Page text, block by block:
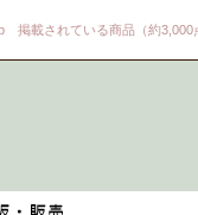
掲載されている商品（約3,000